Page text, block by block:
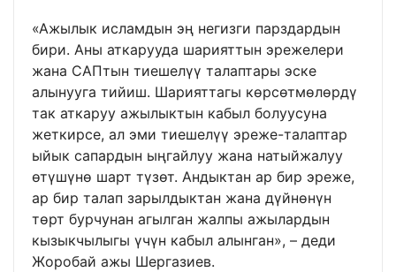
«Ажылык исламдын эң негизги парздардын
бири. Аны аткарууда шарияттын эрежелери
жана САПтын тиешелүү талаптары эске
алынууга тийиш. Шарияттагы көрсөтмөлөрдү
так аткаруу ажылыктын кабыл болуусуна
жеткирсе, ал эми тиешелүү эреже-талаптар
ыйык сапардын ыңгайлуу жана натыйжалуу
өтүшүнө шарт түзөт. Андыктан ар бир эреже,
ар бир талап зарылдыктан жана дүйнөнүн
төрт бурчунан агылган жалпы ажылардын
кызыкчылыгы үчүн кабыл алынган», – деди
Жоробай ажы Шергазиев.